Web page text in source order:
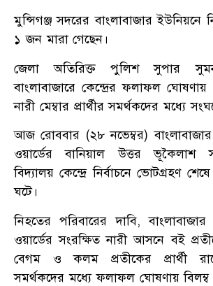
মুন্সিগঞ্জ সদরের বাংলাবাজার ইউনিয়নে
১ জন মারা গেছেন।
জেলা অতিরিক্ত পুলিশ সুপার
বাংলাবাজারে কেন্দ্রের ফলাফল
নারী মেম্বার প্রার্থীর সমর্থকদের মধ্যে
আজ রোববার (২৮ নভেম্বর)
ওয়ার্ডের বানিয়াল উত্তর ভূকৈলাশ
বিদ্যালয় কেন্দ্রে নির্বাচনে ভোটগ্রহণ
ঘটে।
নিহতের পরিবারের দাবি,
ওয়ার্ডের সংরক্ষিত নারী আসনে বই
বেগম ও কলম প্রতীকের প্রার্থী
সমর্থকদের মধ্যে ফলাফল ঘোষণায় বিলম্ব